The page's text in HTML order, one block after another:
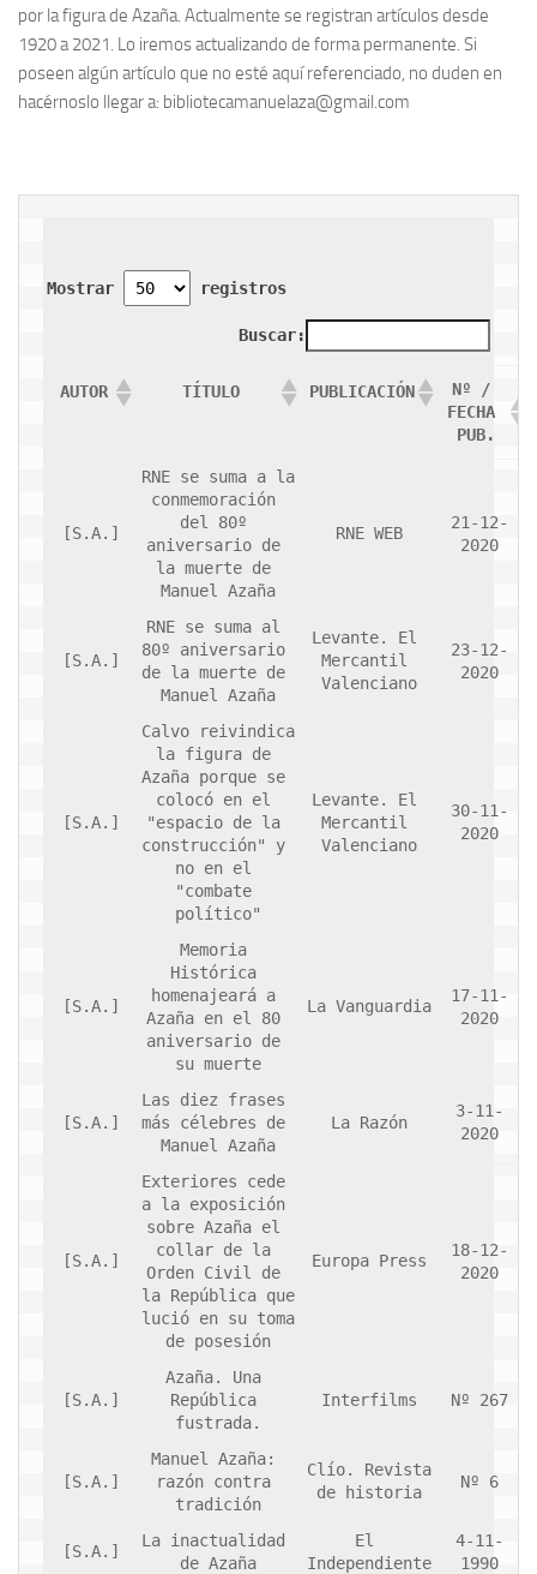
Contacto
Memoria Histórica
Enciclopedia Republicana
Militantes históricos IR
Izquierda Republicana. Agrupaciones y Militantes (1934-1939)
Izquierda Republicana. Galicia
Textos esenciales del republicanismo
Archivo histórico
Archivo Documental
Biografía
Artículos sobre Manuel Azaña
Ochenta años sin Manuel Azaña
Bibliografías
Catálogo Biblioteca
Catálogo Hemeroteca
Fondo Mario J. Bonilla
Biblioteca-Novedades
Publicaciones destacadas de nuestra hemeroteca
Noticias
por la figura de Azaña. Actualmente se registran artículos desde
1920 a 2021. Lo iremos actualizando de forma permanente. Si
poseen algún artículo que no esté aquí referenciado, no duden en
hacérnoslo llegar a: bibliotecamanuelaza@gmail.com
Mostrar registros
Buscar:
AUTOR TÍTULO PUBLICACIÓN
Nº /
FECHA
PUB.
[S.A.]
RNE se suma a la
conmemoración
del 80º
aniversario de
la muerte de
Manuel Azaña
RNE WEB
21-12-
2020
[S.A.]
RNE se suma al
80º aniversario
de la muerte de
Manuel Azaña
Levante. El
Mercantil
Valenciano
23-12-
2020
[S.A.]
Calvo reivindica
la figura de
Azaña porque se
colocó en el
"espacio de la
construcción" y
no en el
"combate
político"
Levante. El
Mercantil
Valenciano
30-11-
2020
[S.A.]
Memoria
Histórica
homenajeará a
Azaña en el 80
aniversario de
su muerte
La Vanguardia
17-11-
2020
[S.A.]
Las diez frases
más célebres de
Manuel Azaña
La Razón
3-11-
2020
[S.A.]
Exteriores cede
a la exposición
sobre Azaña el
collar de la
Orden Civil de
la República que
lució en su toma
de posesión
Europa Press
18-12-
2020
[S.A.]
Azaña. Una
República
fustrada.
Interfilms Nº 267
[S.A.]
Manuel Azaña:
razón contra
tradición
Clío. Revista
de historia
Nº 6
[S.A.]
La inactualidad
de Azaña
El
Independiente
4-11-
1990